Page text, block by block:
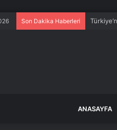
Son Dakika Haberleri
ANASAYFA